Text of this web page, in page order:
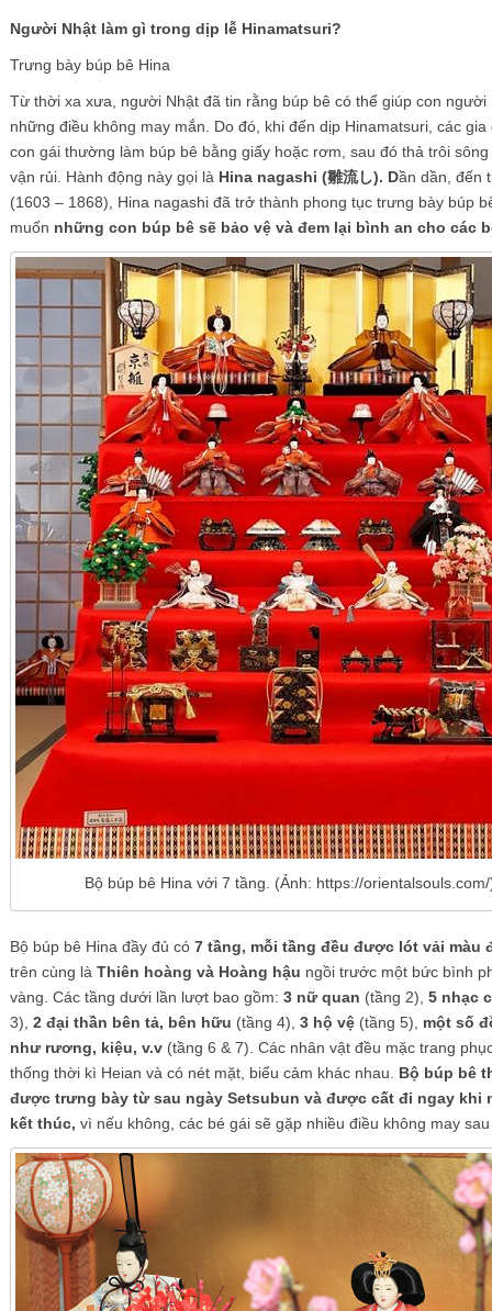
Người Nhật làm gì trong dịp lễ Hinamatsuri?
Trưng bày búp bê Hina
Từ thời xa xưa, người Nhật đã tin rằng búp bê có thể giúp con người
những điều không may mắn. Do đó, khi đến dịp Hinamatsuri, các gia
con gái thường làm búp bê bằng giấy hoặc rơm, sau đó thả trôi
vận rủi. Hành động này gọi là Hina nagashi (雛流し). Dần dần, đến
(1603 – 1868), Hina nagashi đã trở thành phong tục trưng bày búp
muốn những con búp bê sẽ bảo vệ và đem lại bình an cho các
Bộ búp bê Hina với 7 tầng. (Ảnh: https://
Bộ búp bê Hina đầy đủ có 7 tầng, mỗi tầng đều được lót vải màu
trên cùng là Thiên hoàng và Hoàng hậu ngồi trước một bức bình
vàng. Các tầng dưới lần lượt bao gồm: 3 nữ quan (tầng 2), 5 nhạc
3), 2 đại thần bên tả, bên hữu (tầng 4), 3 hộ vệ (tầng 5), một số
như rương, kiệu, v.v (tầng 6 & 7). Các nhân vật đều mặc trang
thống thời kì Heian và có nét mặt, biểu cảm khác nhau. Bộ búp bê
được trưng bày từ sau ngày Setsubun và được cất đi ngay khi
kết thúc, vì nếu không, các bé gái sẽ gặp nhiều điều không may sau